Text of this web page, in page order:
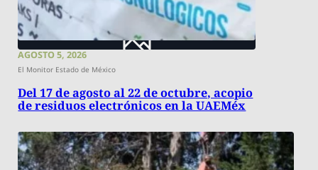
AGOSTO 5, 2026
El Monitor Estado de México
Del 17 de agosto al 22 de octubre, acopio
de residuos electrónicos en la UAEMéx